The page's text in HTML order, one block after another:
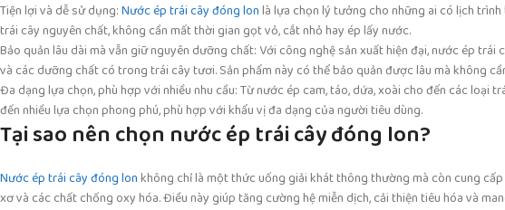
Tiện lợi và dễ sử dụng:Nước ép trái cây đóng lonlà lựa chọn lý tưởng cho những ai có lịch
trái cây nguyên chất, không cần mất thời gian gọt vỏ, cắt nhỏ hay ép lấy nước.
Bảo quản lâu dài mà vẫn giữ nguyên dưỡng chất: Với công nghệ sản xuất hiện đại, nước ép
và các dưỡng chất có trong trái cây tươi. Sản phẩm này có thể bảo quản được lâu mà không
Đa dạng lựa chọn, phù hợp với nhiều nhu cầu: Từ nước ép cam, táo, dứa, xoài cho đến các loại
đến nhiều lựa chọn phong phú, phù hợp với khẩu vị đa dạng của người tiêu dùng.
Tại sao nên chọn nước ép trái cây đóng lon?
Nước ép trái cây đóng lonkhông chỉ là một thức uống giải khát thông thường mà còn cung
xơ và các chất chống oxy hóa. Điều này giúp tăng cường hệ miễn dịch, cải thiện tiêu hóa và